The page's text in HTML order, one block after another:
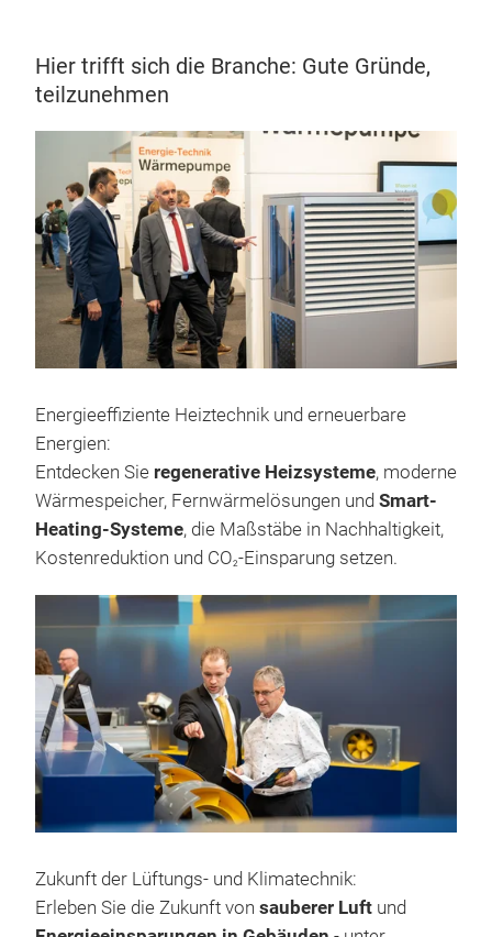
Hier trifft sich die Branche: Gute Gründe,
teilzunehmen
Energieeffiziente Heiztechnik und erneuerbare
Energien:
Entdecken Sie regenerative Heizsysteme, moderne
Wärmespeicher, Fernwärmelösungen und Smart-
Heating-Systeme, die Maßstäbe in Nachhaltigkeit,
Kostenreduktion und CO2-Einsparung setzen.
Zukunft der Lüftungs- und Klimatechnik:
Erleben Sie die Zukunft von sauberer Luft und